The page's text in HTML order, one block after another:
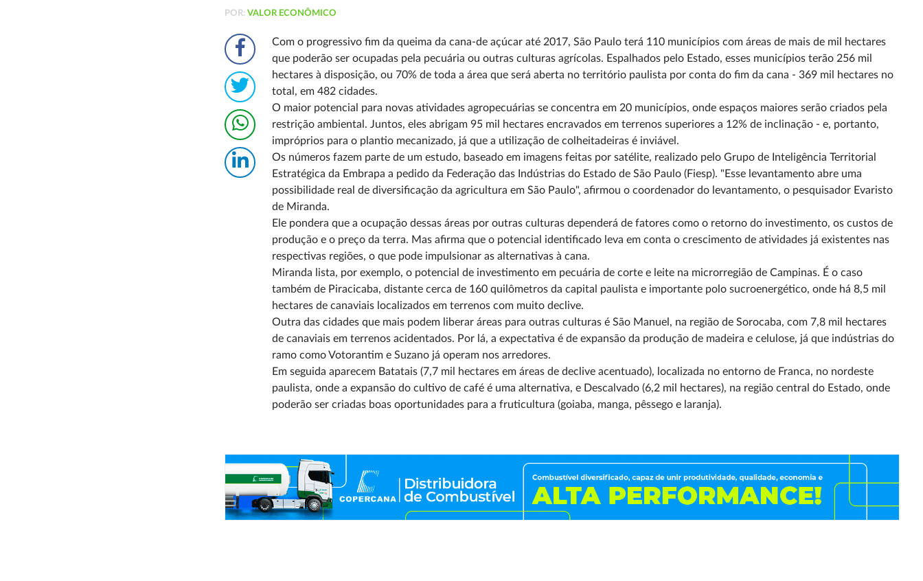
POR:VALOR ECONÔMICO
Com o progressivo fim da queima da cana-de açúcar até 2017, São Paulo terá 110 municípios com áreas de mais de mil hectares
que poderão ser ocupadas pela pecuária ou outras culturas agrícolas. Espalhados pelo Estado, esses municípios terão 256 mil
hectares à disposição, ou 70% de toda a área que será aberta no território paulista por conta do fim da cana - 369 mil hectares no
total, em 482 cidades.
O maior potencial para novas atividades agropecuárias se concentra em 20 municípios, onde espaços maiores serão criados pela
restrição ambiental. Juntos, eles abrigam 95 mil hectares encravados em terrenos superiores a 12% de inclinação - e, portanto,
impróprios para o plantio mecanizado, já que a utilização de colheitadeiras é inviável.
Os números fazem parte de um estudo, baseado em imagens feitas por satélite, realizado pelo Grupo de Inteligência Territorial
Estratégica da Embrapa a pedido da Federação das Indústrias do Estado de São Paulo (Fiesp). "Esse levantamento abre uma
possibilidade real de diversificação da agricultura em São Paulo", afirmou o coordenador do levantamento, o pesquisador Evaristo
de Miranda.
Ele pondera que a ocupação dessas áreas por outras culturas dependerá de fatores como o retorno do investimento, os custos de
produção e o preço da terra. Mas afirma que o potencial identificado leva em conta o crescimento de atividades já existentes nas
respectivas regiões, o que pode impulsionar as alternativas à cana.
Miranda lista, por exemplo, o potencial de investimento em pecuária de corte e leite na microrregião de Campinas. É o caso
também de Piracicaba, distante cerca de 160 quilômetros da capital paulista e importante polo sucroenergético, onde há 8,5 mil
hectares de canaviais localizados em terrenos com muito declive.
Outra das cidades que mais podem liberar áreas para outras culturas é São Manuel, na região de Sorocaba, com 7,8 mil hectares
de canaviais em terrenos acidentados. Por lá, a expectativa é de expansão da produção de madeira e celulose, já que indústrias do
ramo como Votorantim e Suzano já operam nos arredores.
Em seguida aparecem Batatais (7,7 mil hectares em áreas de declive acentuado), localizada no entorno de Franca, no nordeste
paulista, onde a expansão do cultivo de café é uma alternativa, e Descalvado (6,2 mil hectares), na região central do Estado, onde
poderão ser criadas boas oportunidades para a fruticultura (goiaba, manga, pêssego e laranja).